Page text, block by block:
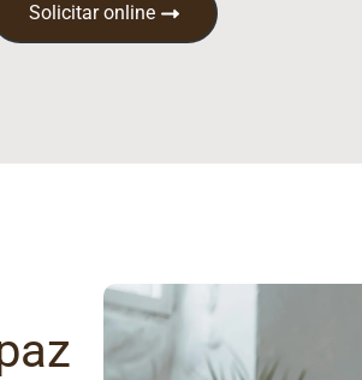
Solicitar online